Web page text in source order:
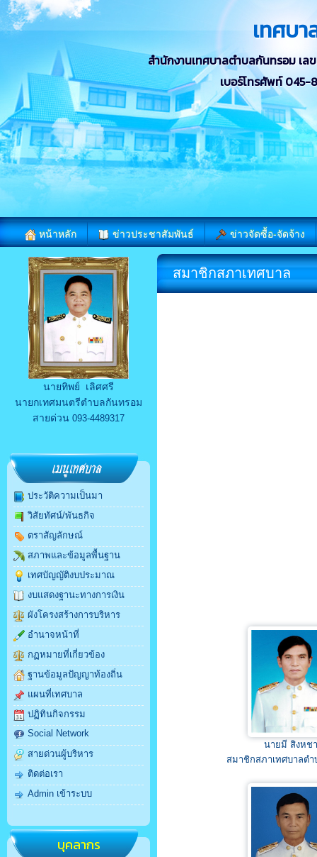
เทศบ
สำนักงานเทศบาลตำบลกันทรอม เ
เบอร์โทรศัพท์
หน้าหลัก ข่าวประชาสัมพันธ์ ข่าวจัดซื้อ-จัดจ้าง
นายทิพย์ เลิศศรี
นายกเทศมนตรีตำบลกันทรอม
สายด่วน 093-4489317
ประวัติความเป็นมา
วิสัยทัศน์/พันธกิจ
ตราสัญลักษณ์
สภาพและข้อมูลพื้นฐาน
เทศบัญญัติงบประมาณ
งบแสดงฐานะทางการเงิน
ผังโครงสร้างการบริหาร
อำนาจหน้าที่
กฏหมายที่เกี่ยวข้อง
ฐานข้อมูลปัญญาท้องถิ่น
แผนที่เทศบาล
ปฏิทินกิจกรรม
Social Network
สายด่วนผู้บริหาร
ติดต่อเรา
Admin เข้าระบบ
บุคลากร
สมาชิกสภาเทศบาล
นายมี สิงหช
สมาชิกสภาเทศบาลต